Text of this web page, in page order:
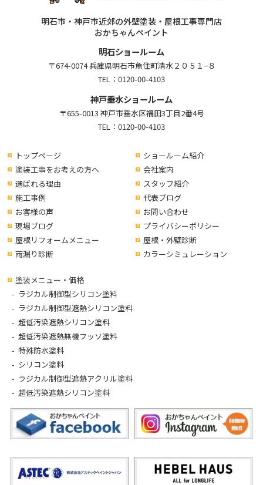
明石市・神戸市近郊の外壁塗装・屋根工事専門店
おかちゃんペイント
明石ショールーム
〒674-0074 兵庫県明石市魚住町清水２０５１−８
TEL： 0120-00-4103
神戸垂水ショールーム
〒655-0013 神戸市垂水区福田3丁目2番4号
TEL： 0120-00-4103
トップページ
塗装工事をお考えの方へ
選ばれる理由
ショールーム紹介
会社案内
スタッフ紹介
施工事例
お客様の声
現場ブログ
代表ブログ
お問い合わせ
プライバシーポリシー
屋根リフォームメニュー
雨漏り診断
屋根・外壁診断
カラーシミュレーション
塗装メニュー・価格
ラジカル制御型シリコン塗料
ラジカル制御型遮熱シリコン塗料
超低汚染遮熱シリコン塗料
超低汚染遮熱無機フッソ塗料
特殊防水塗料
シリコン塗料
ラジカル制御型遮熱アクリル塗料
超低汚染遮熱シリコン塗料